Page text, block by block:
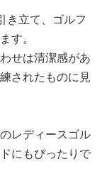
き立て、ゴルフ
す。
せは清潔感があ
されたものに見
レディースゴル
にもぴったりで